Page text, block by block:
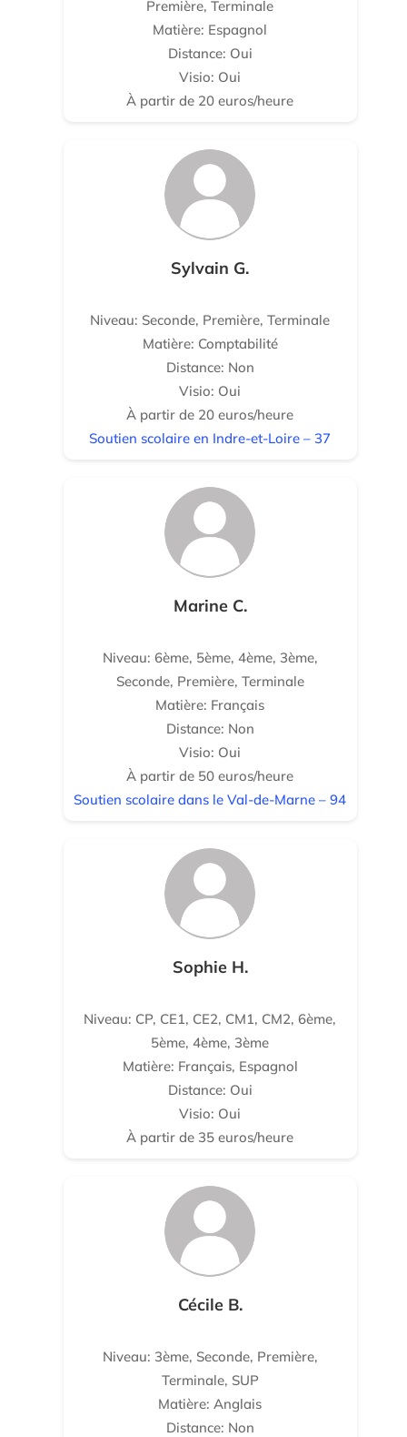
Première, Terminale
Matière: Espagnol
Distance: Oui
Visio: Oui
À partir de 20 euros/heure
Sylvain G.
Niveau: Seconde, Première, Terminale
Matière: Comptabilité
Distance: Non
Visio: Oui
À partir de 20 euros/heure
Soutien scolaire en Indre-et-Loire – 37
Marine C.
Niveau: 6ème, 5ème, 4ème, 3ème,
Seconde, Première, Terminale
Matière: Français
Distance: Non
Visio: Oui
À partir de 50 euros/heure
Soutien scolaire dans le Val-de-Marne – 94
Sophie H.
Niveau: CP, CE1, CE2, CM1, CM2, 6ème,
5ème, 4ème, 3ème
Matière: Français, Espagnol
Distance: Oui
Visio: Oui
À partir de 35 euros/heure
Cécile B.
Niveau: 3ème, Seconde, Première,
Terminale, SUP
Matière: Anglais
Distance: Non